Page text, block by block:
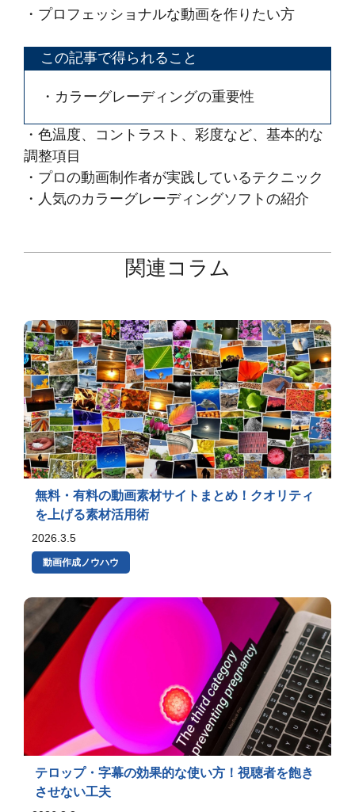
・プロフェッショナルな動画を作りたい方
この記事で得られること
・カラーグレーディングの重要性
・色温度、コントラスト、彩度など、基本的な
調整項目
・プロの動画制作者が実践しているテクニック
・人気のカラーグレーディングソフトの紹介
関連コラム
無料・有料の動画素材サイトまとめ！クオリティ
を上げる素材活用術
2026.3.5
動画作成ノウハウ
テロップ・字幕の効果的な使い方！視聴者を飽き
させない工夫